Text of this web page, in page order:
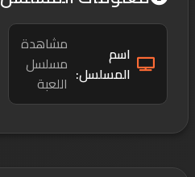
اسم
المسلسل:
مشاهدة
مسلسل
اللعبة